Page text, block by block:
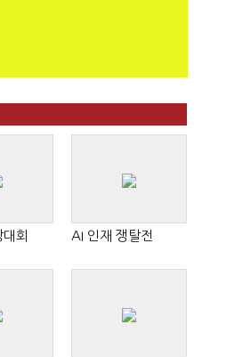
회 AI 인재 쟁탈전